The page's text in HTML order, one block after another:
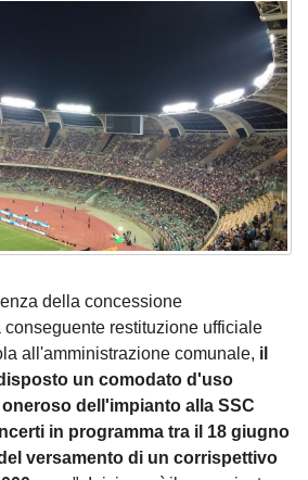
della concessione
restituzione ufficiale
all'amministrazione comunale, il
un comodato d'uso
dell'impianto alla SSC
in programma tra il 18 giugno
versamento di un corrispettivo